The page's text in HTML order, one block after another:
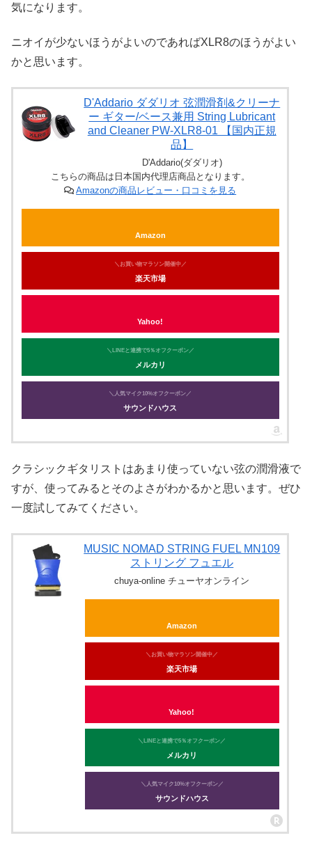
気になります。
ニオイが少ないほうがよいのであればXLR8のほうがよい
かと思います。
D'Addario ダダリオ 弦潤滑剤&クリーナ
ー ギター/ベース兼用 String Lubricant
and Cleaner PW-XLR8-01 【国内正規
品】
D'Addario(ダダリオ)
こちらの商品は日本国内代理店商品となります。
Amazonの商品レビュー・口コミを見る
Amazon
＼お買い物マラソン開催中／
楽天市場
Yahoo!
＼LINEと連携で5％オフクーポン／
メルカリ
＼人気マイク10%オフクーポン／
サウンドハウス
クラシックギタリストはあまり使っていない弦の潤滑液で
すが、使ってみるとそのよさがわかるかと思います。ぜひ
一度試してみてください。
MUSIC NOMAD STRING FUEL MN109
ストリング フュエル
chuya-online チューヤオンライン
Amazon
＼お買い物マラソン開催中／
楽天市場
Yahoo!
＼LINEと連携で5％オフクーポン／
メルカリ
＼人気マイク10%オフクーポン／
サウンドハウス